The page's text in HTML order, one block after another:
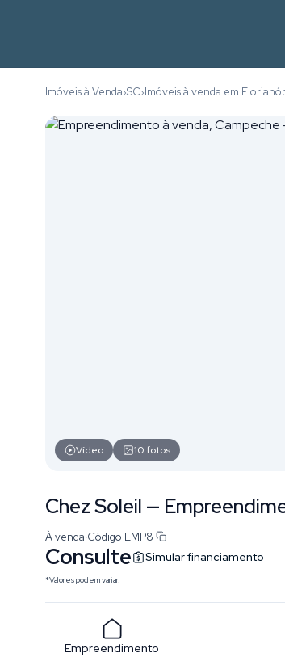
Imóveis à Venda›SC›Imóveis à venda em
Vídeo 10fotos
Chez Soleil —
À venda·Código EMP8
Consulte Simular financiamento
*Valores podem variar.
Empreendimento